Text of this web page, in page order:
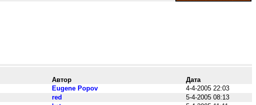
Автор
Дата
Eugene Popov
4-4-2005 22:03
red
5-4-2005 08:13